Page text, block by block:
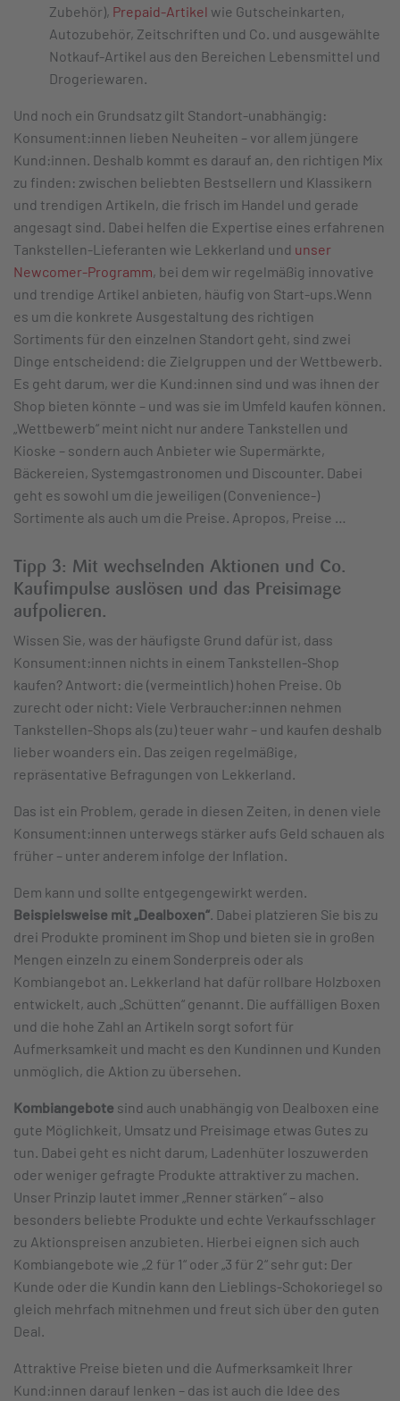
Zubehör), Prepaid-Artikel wie Gutscheinkarten,
Autozubehör, Zeitschriften und Co. und ausgewählte
Notkauf-Artikel aus den Bereichen Lebensmittel und
Drogeriewaren.
Und noch ein Grundsatz gilt Standort-unabhängig:
Konsument:innen lieben Neuheiten – vor allem jüngere
Kund:innen. Deshalb kommt es darauf an, den richtigen Mix
zu finden: zwischen beliebten Bestsellern und Klassikern
und trendigen Artikeln, die frisch im Handel und gerade
angesagt sind. Dabei helfen die Expertise eines erfahrenen
Tankstellen-Lieferanten wie Lekkerland und unser
Newcomer-Programm, bei dem wir regelmäßig innovative
und trendige Artikel anbieten, häufig von Start-ups.Wenn
es um die konkrete Ausgestaltung des richtigen
Sortiments für den einzelnen Standort geht, sind zwei
Dinge entscheidend: die Zielgruppen und der Wettbewerb.
Es geht darum, wer die Kund:innen sind und was ihnen der
Shop bieten könnte – und was sie im Umfeld kaufen können.
„Wettbewerb“ meint nicht nur andere Tankstellen und
Kioske – sondern auch Anbieter wie Supermärkte,
Bäckereien, Systemgastronomen und Discounter. Dabei
geht es sowohl um die jeweiligen (Convenience-)
Sortimente als auch um die Preise. Apropos, Preise …
Tipp 3: Mit wechselnden Aktionen und Co.
Kaufimpulse auslösen und das Preisimage
aufpolieren.
Wissen Sie, was der häufigste Grund dafür ist, dass
Konsument:innen nichts in einem Tankstellen-Shop
kaufen? Antwort: die (vermeintlich) hohen Preise. Ob
zurecht oder nicht: Viele Verbraucher:innen nehmen
Tankstellen-Shops als (zu) teuer wahr – und kaufen deshalb
lieber woanders ein. Das zeigen regelmäßige,
repräsentative Befragungen von Lekkerland.
Das ist ein Problem, gerade in diesen Zeiten, in denen viele
Konsument:innen unterwegs stärker aufs Geld schauen als
früher – unter anderem infolge der Inflation.
Dem kann und sollte entgegengewirkt werden.
Beispielsweise mit „Dealboxen“. Dabei platzieren Sie bis zu
drei Produkte prominent im Shop und bieten sie in großen
Mengen einzeln zu einem Sonderpreis oder als
Kombiangebot an. Lekkerland hat dafür rollbare Holzboxen
entwickelt, auch „Schütten“ genannt. Die auffälligen Boxen
und die hohe Zahl an Artikeln sorgt sofort für
Aufmerksamkeit und macht es den Kundinnen und Kunden
unmöglich, die Aktion zu übersehen.
Kombiangebote sind auch unabhängig von Dealboxen eine
gute Möglichkeit, Umsatz und Preisimage etwas Gutes zu
tun. Dabei geht es nicht darum, Ladenhüter loszuwerden
oder weniger gefragte Produkte attraktiver zu machen.
Unser Prinzip lautet immer „Renner stärken“ – also
besonders beliebte Produkte und echte Verkaufsschlager
zu Aktionspreisen anzubieten. Hierbei eignen sich auch
Kombiangebote wie „2 für 1“ oder „3 für 2“ sehr gut: Der
Kunde oder die Kundin kann den Lieblings-Schokoriegel so
gleich mehrfach mitnehmen und freut sich über den guten
Deal.
Attraktive Preise bieten und die Aufmerksamkeit Ihrer
Kund:innen darauf lenken – das ist auch die Idee des